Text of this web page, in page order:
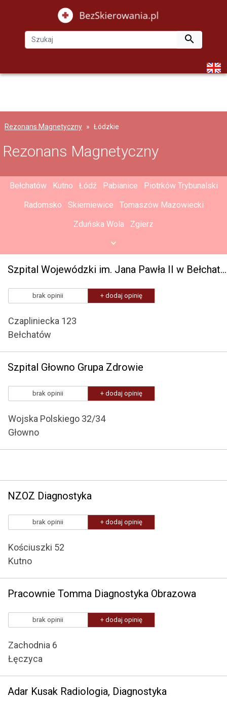

Rezonans Magnetyczny Łódzkie
Rezonans Magnetyczny
Bełchatów Kutno Łódź Pabianice
Piotrków Trybunalski
Radomsko
Skierniewice
Tomaszów Mazowiecki
Zduńska Wola
Zgierz
Szpital Wojewódzki im. Jana Pawła II w Bełchatowie
brak opinii + dodaj opinię
Czapliniecka 123
Bełchatów
Szpital Głowno Grupa Zdrowie
brak opinii + dodaj opinię
Wojska Polskiego 32/34
Głowno
NZOZ Diagnostyka
brak opinii + dodaj opinię
Kościuszki 52
Kutno
Pracownie Tomma Diagnostyka Obrazowa
brak opinii + dodaj opinię
Zachodnia 6
Łęczyca
Adar Kusak Radiologia, Diagnostyka